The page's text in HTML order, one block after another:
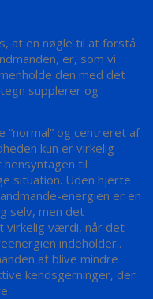
at en nøgle til at forstå
er, som vi
den med det
supplerer og
“normal” og centreret af
kun er virkelig
til
situation. Uden hjerte
energien er en
selv, men det
virkelig værdi, når det
indeholder..
at blive mindre
kendsgerninger, der